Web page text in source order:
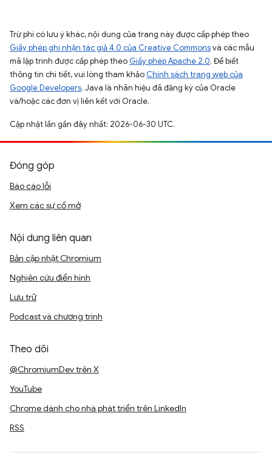
Trừ phi có lưu ý khác, nội dung của trang này được cấp phép theo
Giấy phép ghi nhận tác giả 4.0 của Creative Commonsvà các mẫu
mã lập trình được cấp phép theo Giấy phép Apache 2.0. Để biết
thông tin chi tiết, vui lòng tham khảo Chính sách trang web của
Google Developers. Java là nhãn hiệu đã đăng ký của Oracle
và/hoặc các đơn vị liên kết với Oracle.
Cập nhật lần gần đây nhất: 2026-06-30 UTC.
Đóng góp
Báo cáo lỗi
Xem các sự cố mở
Nội dung liên quan
Bản cập nhật Chromium
Nghiên cứu điển hình
Lưu trữ
Podcast và chương trình
Theo dõi
@ChromiumDev trên X
YouTube
Chrome dành cho nhà phát triển trên LinkedIn
RSS